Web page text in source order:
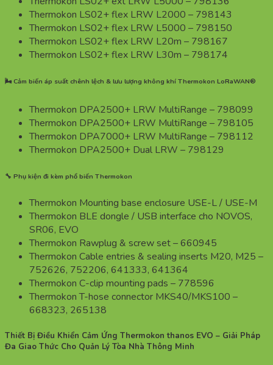
Thermokon LS02+ flex LRW L2000 – 798143
Thermokon LS02+ flex LRW L5000 – 798150
Thermokon LS02+ flex LRW L20m – 798167
Thermokon LS02+ flex LRW L30m – 798174
🌬️ Cảm biến áp suất chênh lệch & lưu lượng không khí Thermokon LoRaWAN®
Thermokon DPA2500+ LRW MultiRange – 798099
Thermokon DPA2500+ LRW MultiRange – 798105
Thermokon DPA7000+ LRW MultiRange – 798112
Thermokon DPA2500+ Dual LRW – 798129
🔧 Phụ kiện đi kèm phổ biến Thermokon
Thermokon Mounting base enclosure USE-L / USE-M
Thermokon BLE dongle / USB interface cho NOVOS,
SR06, EVO
Thermokon Rawplug & screw set – 660945
Thermokon Cable entries & sealing inserts M20, M25 –
752626, 752206, 641333, 641364
Thermokon C-clip mounting pads – 778596
Thermokon T-hose connector MKS40/MKS100 –
668323, 265138
Thiết Bị Điều Khiển Cảm Ứng Thermokon thanos EVO – Giải Pháp
Đa Giao Thức Cho Quản Lý Tòa Nhà Thông Minh